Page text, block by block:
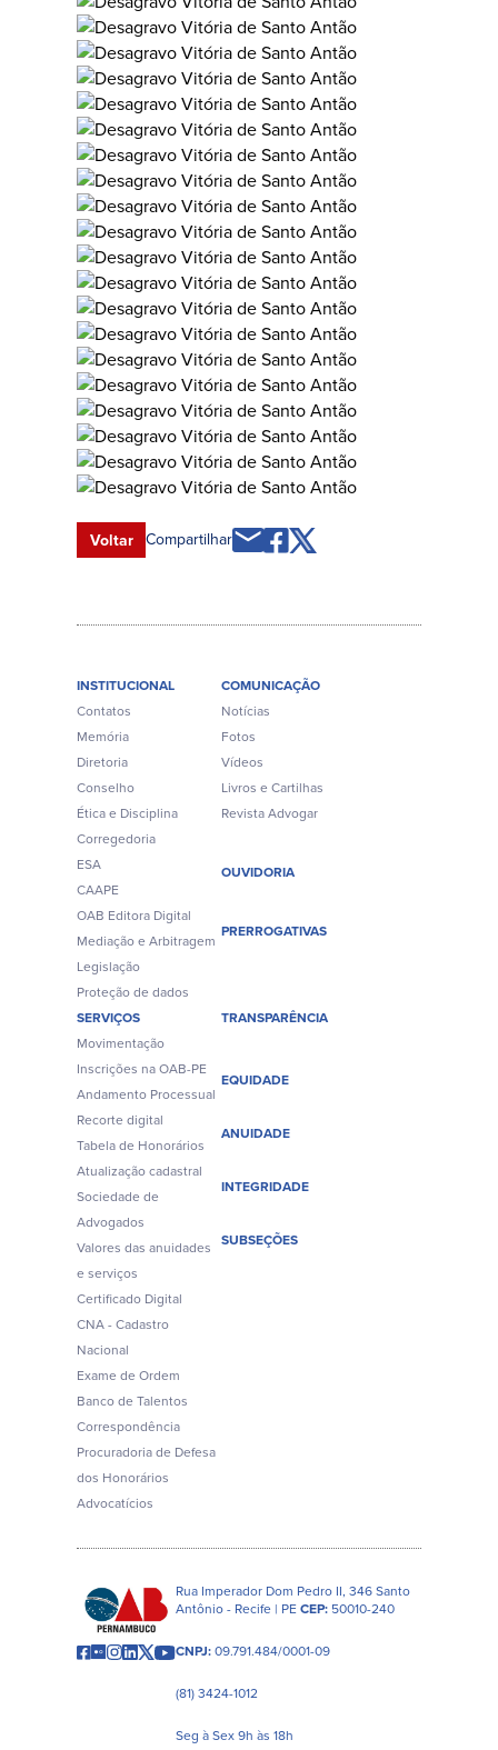
Voltar Compartilhar
INSTITUCIONAL
Contatos
Memória
Diretoria
Conselho
Ética e Disciplina
Corregedoria
ESA
CAAPE
OAB Editora Digital
Mediação e Arbitragem
Legislação
Proteção de dados
COMUNICAÇÃO
Notícias
Fotos
Vídeos
Livros e Cartilhas
Revista Advogar
OUVIDORIA
PRERROGATIVAS
SERVIÇOS
Movimentação
Inscrições na OAB-PE
Andamento Processual
Recorte digital
Tabela de Honorários
Atualização cadastral
Sociedade de
Advogados
Valores das anuidades
e serviços
Certificado Digital
CNA - Cadastro
Nacional
Exame de Ordem
Banco de Talentos
Correspondência
Procuradoria de Defesa
dos Honorários
Advocatícios
TRANSPARÊNCIA
EQUIDADE
ANUIDADE
INTEGRIDADE
SUBSEÇÕES
Rua Imperador Dom Pedro II, 346 Santo
Antônio - Recife | PECEP:50010-240
CNPJ:09.791.484/0001-09
(81) 3424-1012
Seg à Sex 9h às 18h